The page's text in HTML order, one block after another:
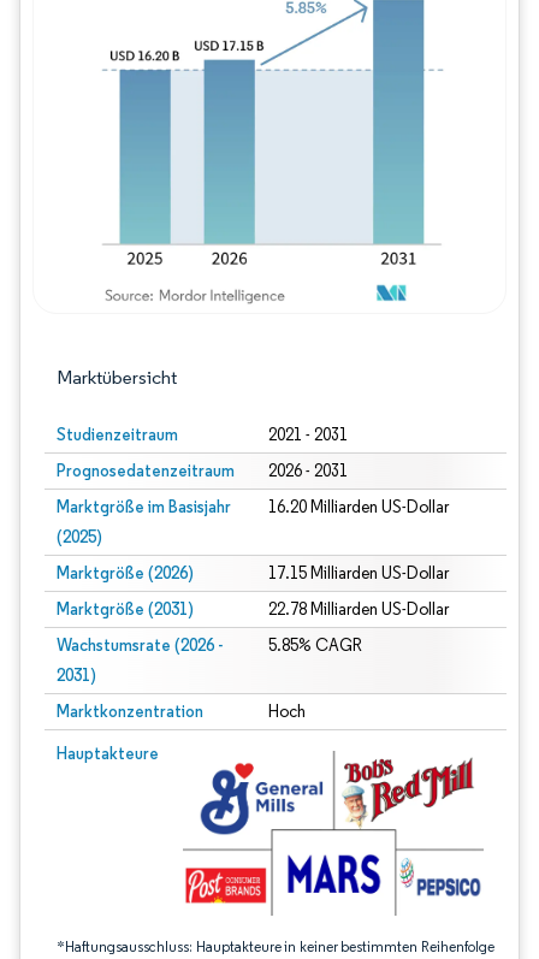
Marktübersicht
Studienzeitraum 2021 - 2031
Prognosedatenzeitraum 2026 - 2031
Marktgröße im Basisjahr
(2025)
16.20 Milliarden US-Dollar
Marktgröße (2026) 17.15 Milliarden US-Dollar
Marktgröße (2031) 22.78 Milliarden US-Dollar
Wachstumsrate (2026 -
2031)
5.85% CAGR
Marktkonzentration Hoch
Hauptakteure
*Haftungsausschluss: Hauptakteure in keiner bestimmten Reihenfolge
Bild © Mordor Intelligence. Wiederverwendung erfordert Namensnennung